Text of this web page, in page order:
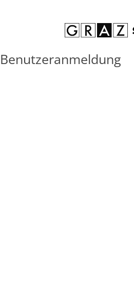
Benutzeranmeldung